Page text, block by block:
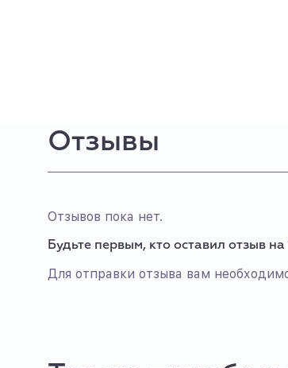
Отзывы
Отзывов пока нет.
Будьте первым, кто оставил отзыв
Для отправки отзыва вам